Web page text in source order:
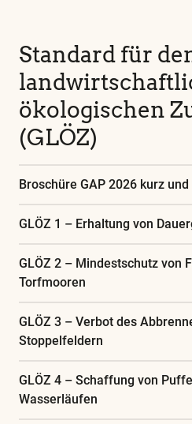
Standard für
ökologischen
(GLÖZ)
Broschüre GAP 2026 kurz
GLÖZ 1 – Erhaltung von
GLÖZ 2 – Mindestschutz von
Torfmooren
GLÖZ 3 – Verbot des
Stoppelfeldern
GLÖZ 4 – Schaffung von
Wasserläufen